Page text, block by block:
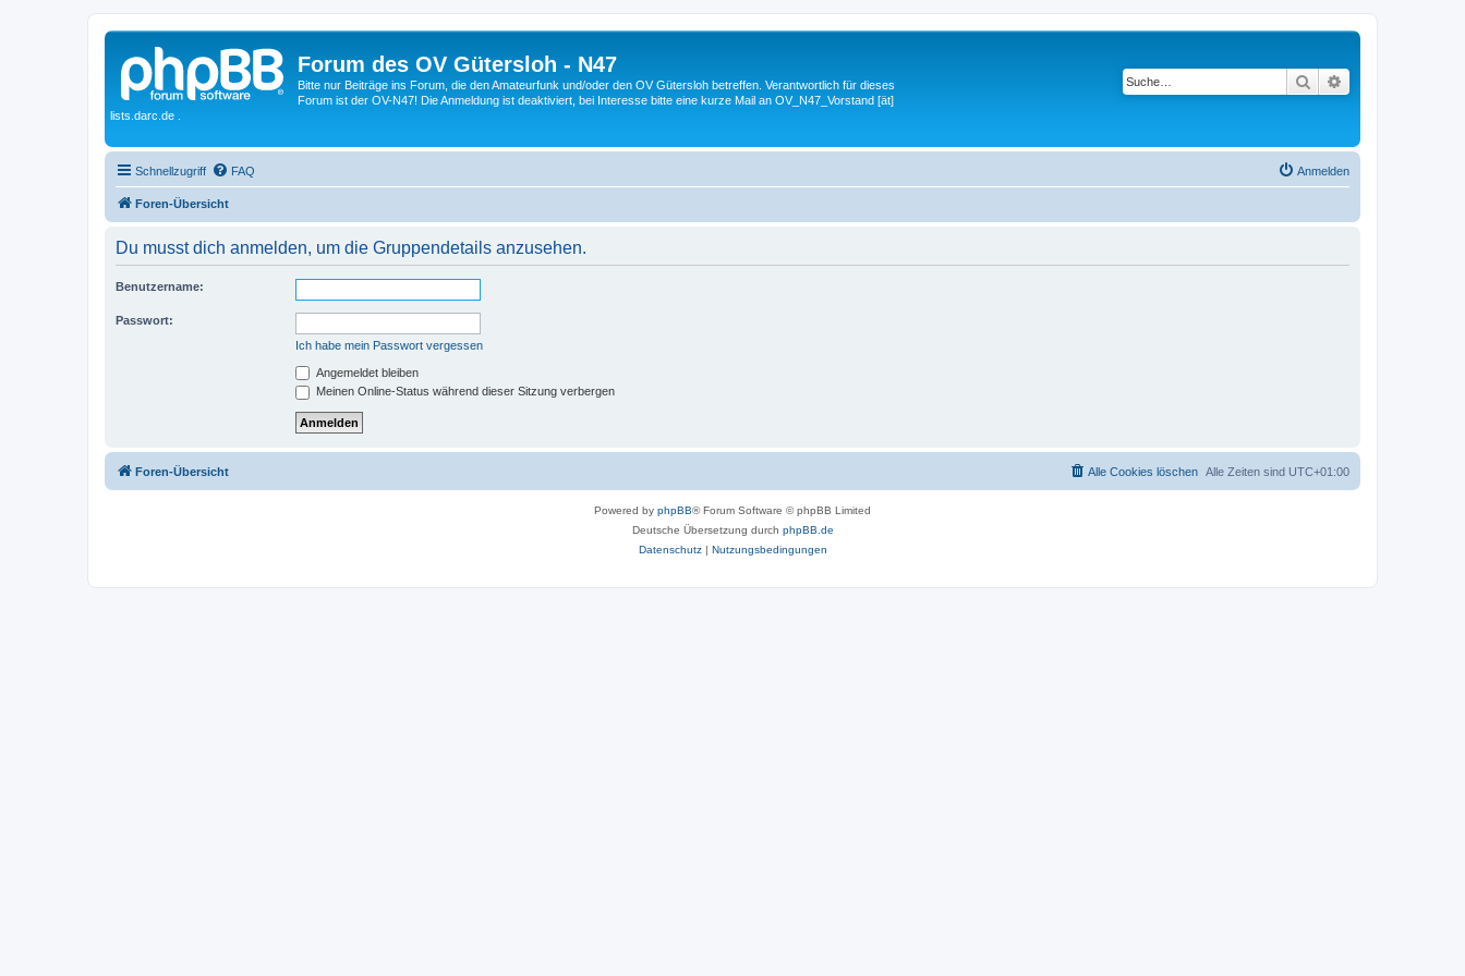
Forum des OV Gütersloh - N47
Bitte nur Beiträge ins Forum, die den Amateurfunk und/oder den OV Gütersloh betreffen. Verantwortlich für dieses
Forum ist der OV-N47! Die Anmeldung ist deaktiviert, bei Interesse bitte eine kurze Mail an OV_N47_Vorstand [ät]
lists.darc.de .
Suche
Schnellzugriff FAQ Anmelden
Foren-Übersicht
Du musst dich anmelden, um die Gruppendetails anzusehen.
Benutzername:
Passwort:
Ich habe mein Passwort vergessen
Angemeldet bleiben
Meinen Online-Status während dieser Sitzung verbergen
Foren-Übersicht Alle Zeiten sind UTC+01:00
Alle Cookies löschen
Powered by phpBB® Forum Software © phpBB Limited
Deutsche Übersetzung durch phpBB.de
Datenschutz| Nutzungsbedingungen